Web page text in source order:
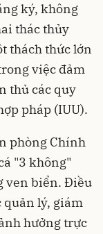
ký, không
thác thủy
thách thức lớn
việc đảm
thủ các quy
pháp (IUU).
phòng Chính
"3 không"
ven biển. Điều
quản lý, giám
hưởng trực